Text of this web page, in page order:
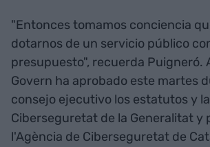
"Entonces tomamos conciencia
dotarnos de un servicio público
presupuesto", recuerda Puigneró.
Govern ha aprobado este martes
consejo ejecutivo los estatutos y
Ciberseguretat de la Generalitat y
l'Agència de Ciberseguretat de